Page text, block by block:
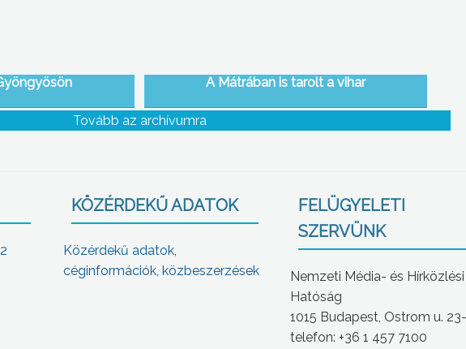
A Mátrában is tarolt a vihar
Tovább az archívumra
KÖZÉRDEKŰ ADATOK
Közérdekű adatok,
céginformációk, közbeszerzések
FELÜGYELETI
SZERVÜNK
Nemzeti Média- és Hírközlési
Hatóság
1015 Budapest, Ostrom u.
telefon: +36 1 457 7100